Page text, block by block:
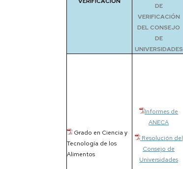
Cooperation
DE
VERIFICACIÓN
DEL CONSEJO
DE
UNIVERSIDADES
Grado en Ciencia y
Tecnología de los
Alimentos
Informes de
ANECA
Resolución del
Consejo de
Universidades